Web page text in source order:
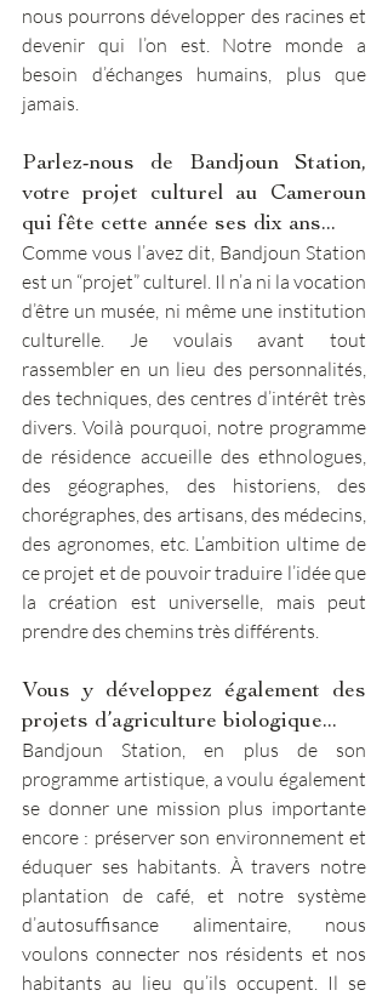
nous pourrons développer des racines et
devenir qui l’on est. Notre monde a
besoin d’échanges humains, plus que
jamais.
Parlez-nous de Bandjoun Station,
votre projet culturel au Cameroun
qui fête cette année ses dix ans...
Comme vous l’avez dit, Bandjoun Station
est un “projet” culturel. Il n’a ni la vocation
d’être un musée, ni même une institution
culturelle. Je voulais avant tout
rassembler en un lieu des personnalités,
des techniques, des centres d’intérêt très
divers. Voilà pourquoi, notre programme
de résidence accueille des ethnologues,
des géographes, des historiens, des
chorégraphes, des artisans, des médecins,
des agronomes, etc. L’ambition ultime de
ce projet et de pouvoir traduire l’idée que
la création est universelle, mais peut
prendre des chemins très différents.
Vous y développez également des
projets d’agriculture biologique...
Bandjoun Station, en plus de son
programme artistique, a voulu également
se donner une mission plus importante
encore : préserver son environnement et
éduquer ses habitants. À travers notre
plantation de café, et notre système
d’autosuffisance alimentaire, nous
voulons connecter nos résidents et nos
habitants au lieu qu’ils occupent. Il se